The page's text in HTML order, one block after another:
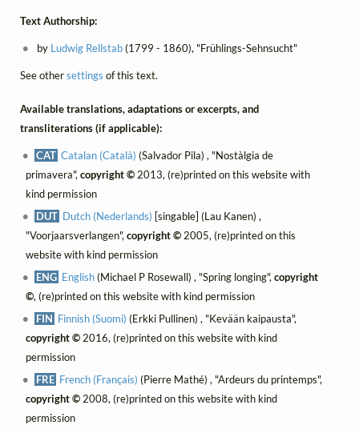
Text Authorship:
by Ludwig Rellstab(1799 - 1860), "Frühlings-Sehnsucht"
See othersettings of this text.
Available translations, adaptations or excerpts, and
transliterations (if applicable):
CAT Catalan (Català) (Salvador Pila) , "Nostàlgia de
primavera", copyright ©2013, (re)printed on this website with
kind permission
DUT Dutch (Nederlands) [singable] (Lau Kanen) ,
"Voorjaarsverlangen", copyright ©2005, (re)printed on this
website with kind permission
ENG English(Michael P Rosewall) , "Spring longing",copyright
©, (re)printed on this website with kind permission
FIN Finnish (Suomi) (Erkki Pullinen) , "Kevään kaipausta",
copyright ©2016, (re)printed on this website with kind
permission
FRE French (Français) (Pierre Mathé) , "Ardeurs du printemps",
copyright ©2008, (re)printed on this website with kind
permission